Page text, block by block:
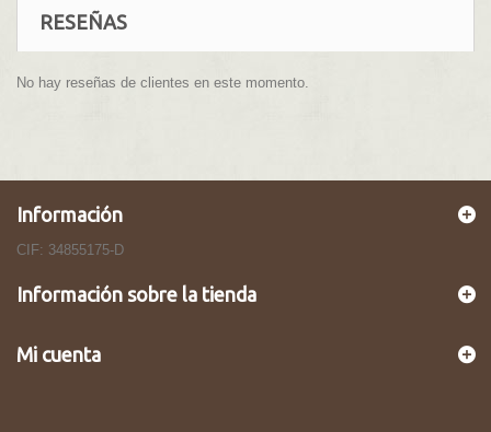
RESEÑAS
No hay reseñas de clientes en este momento.
Información
CIF: 34855175-D
Información sobre la tienda
Mi cuenta